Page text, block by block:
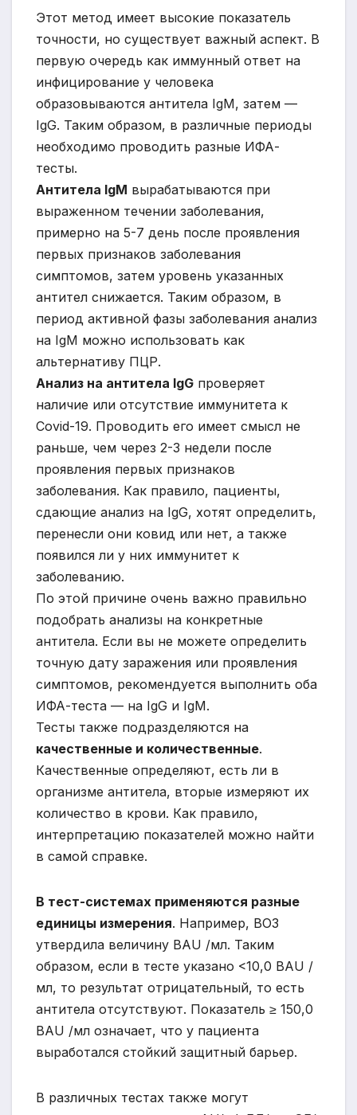
Этот метод имеет высокие показатель
точности, но существует важный аспект. В
первую очередь как иммунный ответ на
инфицирование у человека
образовываются антитела IgM, затем —
IgG. Таким образом, в различные периоды
необходимо проводить разные ИФА-
тесты.
Антитела IgM вырабатываются при
выраженном течении заболевания,
примерно на 5-7 день после проявления
первых признаков заболевания
симптомов, затем уровень указанных
антител снижается. Таким образом, в
период активной фазы заболевания анализ
на IgM можно использовать как
альтернативу ПЦР.
Анализ на антитела IgG проверяет
наличие или отсутствие иммунитета к
Covid-19. Проводить его имеет смысл не
раньше, чем через 2-3 недели после
проявления первых признаков
заболевания. Как правило, пациенты,
сдающие анализ на IgG, хотят определить,
перенесли они ковид или нет, а также
появился ли у них иммунитет к
заболеванию.
По этой причине очень важно правильно
подобрать анализы на конкретные
антитела. Если вы не можете определить
точную дату заражения или проявления
симптомов, рекомендуется выполнить оба
ИФА-теста — на IgG и IgM.
Тесты также подразделяются на
качественные и количественные.
Качественные определяют, есть ли в
организме антитела, вторые измеряют их
количество в крови. Как правило,
интерпретацию показателей можно найти
в самой справке.
В тест-системах применяются разные
единицы измерения. Например, ВОЗ
утвердила величину BAU /мл. Таким
образом, если в тесте указано <10,0 BAU /
мл, то результат отрицательный, то есть
антитела отсутствуют. Показатель ≥ 150,0
BAU /мл означает, что у пациента
выработался стойкий защитный барьер.
В различных тестах также могут